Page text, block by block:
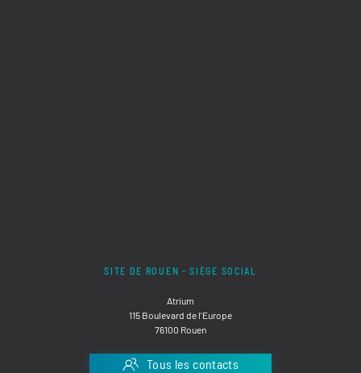
SITE DE ROUEN - SIÈGE SOCIAL
Atrium
115 Boulevard de l'Europe
76100 Rouen
Tous les contacts